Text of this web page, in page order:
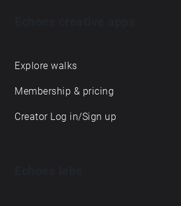
Explore walks
Membership & pricing
Creator Log in/Sign up